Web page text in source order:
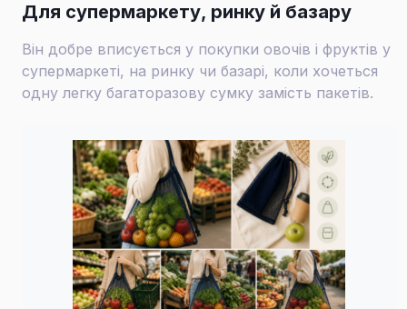
Для супермаркету, ринку й базару
Він добре вписується у покупки овочів і фруктів у
супермаркеті, на ринку чи базарі, коли хочеться
одну легку багаторазову сумку замість пакетів.